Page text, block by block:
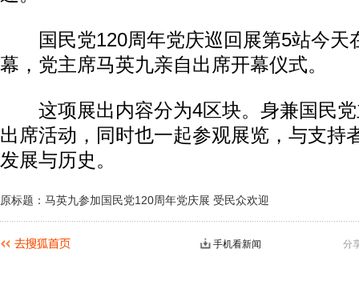
国民党120周年党庆巡回展第5站今天
幕，党主席马英九亲自出席开幕仪式。
这项展出内容分为4区块。身兼国民党
出席活动，同时也一起参观展览，与支持
发展与历史。
原标题：马英九参加国民党120周年党庆展 受民众欢迎
分
手机看新闻